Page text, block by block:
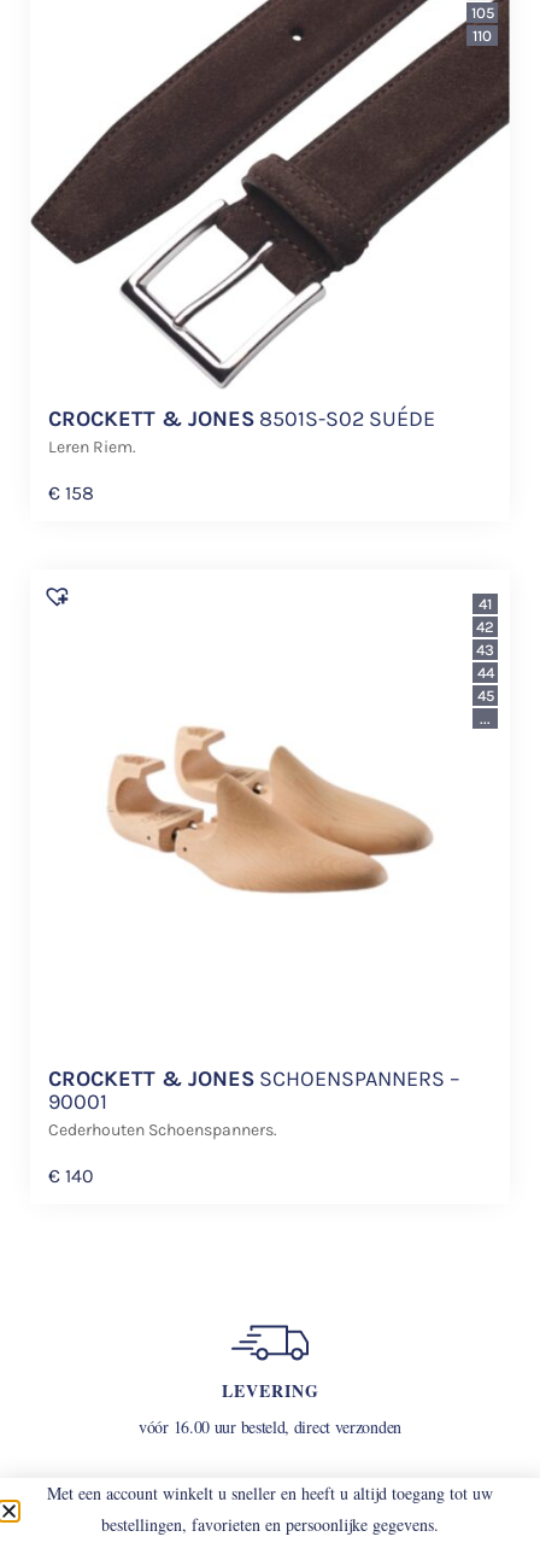
CROCKETT & JONES 8501S-S02 SUÉDE
Leren Riem.
€ 158
105
110
CROCKETT & JONES SCHOENSPANNERS –
90001
Cederhouten Schoenspanners.
€ 140
41
42
43
44
45
...
LEVERING
vóór 16.00 uur besteld, direct verzonden
Met een account winkelt u sneller en heeft u altijd toegang tot uw
bestellingen, favorieten en persoonlijke gegevens.